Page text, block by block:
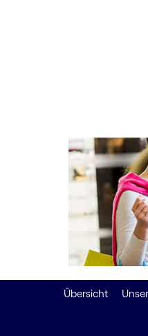
Übersicht